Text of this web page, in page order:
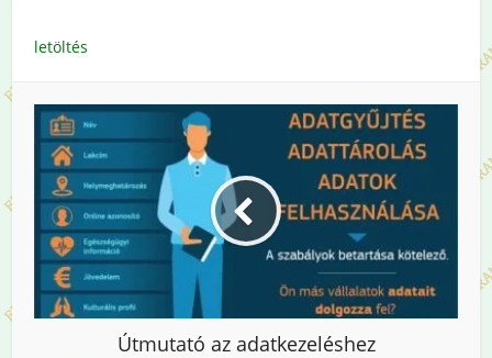
letöltés
Útmutató az adatkezeléshez